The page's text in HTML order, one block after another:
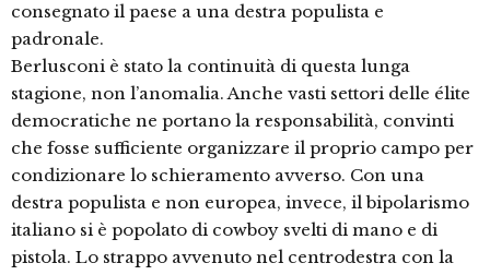
consegnato il paese a una destra populista e
padronale.
Berlusconi è stato la continuità di questa lunga
stagione, non l’anomalia. Anche vasti settori delle élite
democratiche ne portano la responsabilità, convinti
che fosse sufficiente organizzare il proprio campo per
condizionare lo schieramento avverso. Con una
destra populista e non europea, invece, il bipolarismo
italiano si è popolato di cowboy svelti di mano e di
pistola. Lo strappo avvenuto nel centrodestra con la